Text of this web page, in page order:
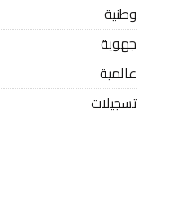
وطنية
جهوية
عالمية
تسجيلات